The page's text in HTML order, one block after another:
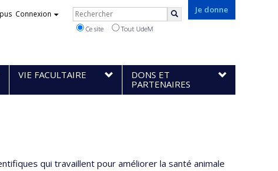
Je donne
Connexion Rechercher
Ce site Tout UdeM
VIE FACULTAIRE
DONS ET
PARTENAIRES
qui travaillent pour améliorer la santé animale